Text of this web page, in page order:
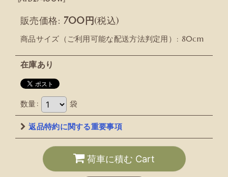
販売価格: 700円(税込)
商品サイズ（ご利用可能な配送方法判定用） : 80cm
在庫あり
数量: 袋
返品特約に関する重要事項
荷車に積む Cart